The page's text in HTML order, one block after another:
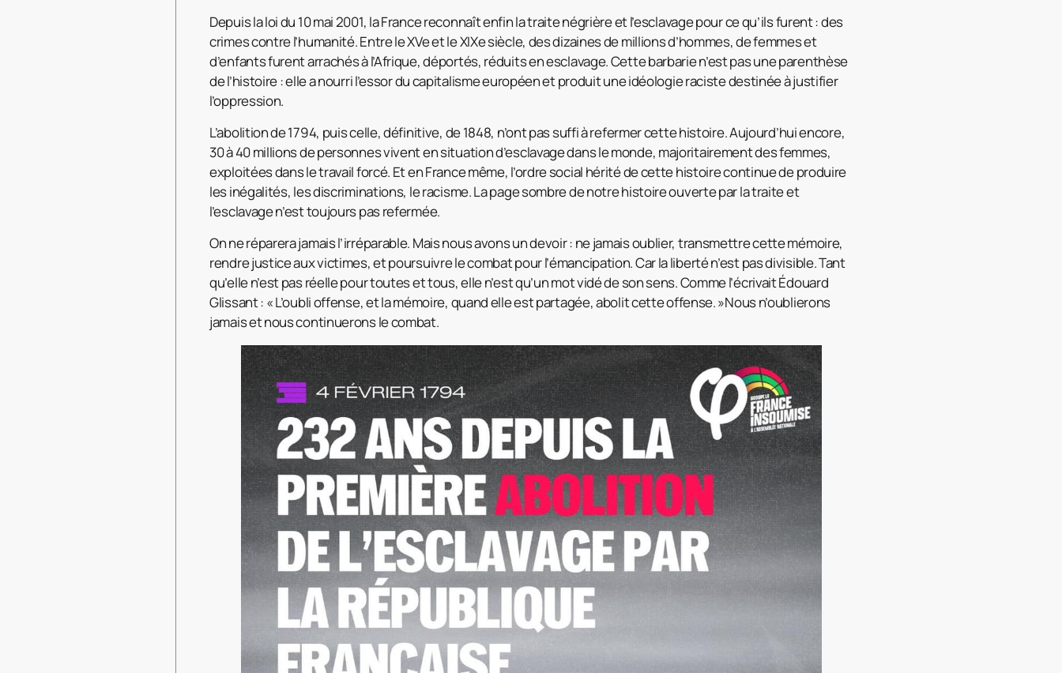
Depuis la loi du 10 mai 2001, la France reconnaît enfin la traite négrière et l’esclavage pour ce qu’ils furent : des
crimes contre l’humanité. Entre le XVe et le XIXe siècle, des dizaines de millions d’hommes, de femmes et
d’enfants furent arrachés à l’Afrique, déportés, réduits en esclavage. Cette barbarie n’est pas une parenthèse
de l’histoire : elle a nourri l’essor du capitalisme européen et produit une idéologie raciste destinée à justifier
l’oppression.
L’abolition de 1794, puis celle, définitive, de 1848, n’ont pas suffi à refermer cette histoire. Aujourd’hui encore,
30 à 40 millions de personnes vivent en situation d’esclavage dans le monde, majoritairement des femmes,
exploitées dans le travail forcé. Et en France même, l’ordre social hérité de cette histoire continue de produire
les inégalités, les discriminations, le racisme. La page sombre de notre histoire ouverte par la traite et
l’esclavage n’est toujours pas refermée.
On ne réparera jamais l’irréparable. Mais nous avons un devoir : ne jamais oublier, transmettre cette mémoire,
rendre justice aux victimes, et poursuivre le combat pour l’émancipation. Car la liberté n’est pas divisible. Tant
qu’elle n’est pas réelle pour toutes et tous, elle n’est qu’un mot vidé de son sens. Comme l’écrivait Édouard
Glissant : « L’oubli offense, et la mémoire, quand elle est partagée, abolit cette offense. »Nous n’oublierons
jamais et nous continuerons le combat.